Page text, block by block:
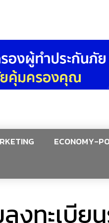
ECONOMY-
งทะเบีย